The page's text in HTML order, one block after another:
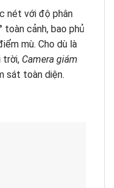
nét với độ phân
toàn cảnh, bao phủ
mù. Cho dù là
trời, Camera giám
sát toàn diện.